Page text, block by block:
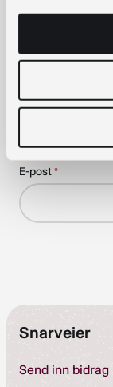
Påmeldingen
Takk for at
nyhetsbrev
Meld deg på
E-post *
Snarveier
Send inn bidrag